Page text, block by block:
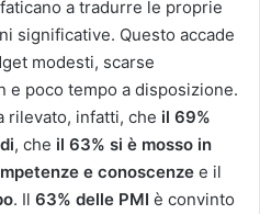
a tradurre le proprie
significative. Questo accade
modesti, scarse
e poco tempo a disposizione.
rilevato, infatti, che il 69%
, che il 63% si è mosso in
e conoscenze e il
. Il 63% delle PMI è convinto